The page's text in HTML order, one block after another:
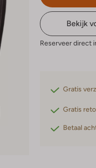
Bekijk
Reserveer direct
Gratis
Gratis
Betaal